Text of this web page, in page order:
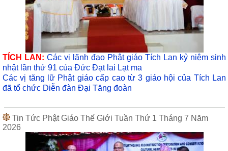
TÍCH LAN: Các vị lãnh đạo Phật giáo Tích Lan kỷ niệm sinh
nhật lần thứ 91 của Đức Đạt lai Lạt ma
Các vị tăng lữ Phật giáo cấp cao từ 3 giáo hội của Tích Lan
đã tổ chức Diễn đàn Đại Tăng đoàn
Tin Tức Phật Giáo Thế Giới Tuần Thứ 1 Tháng 7 Năm
2026